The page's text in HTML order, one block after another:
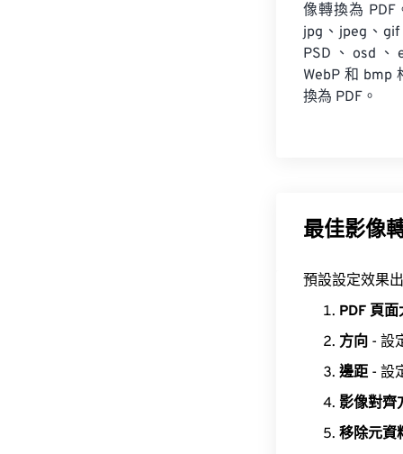
像轉換為 PDF
jpg、jpeg、
PSD、osd、
WebP 和 bmp
換為 PDF。
最佳影像
預設設定效果
PDF 頁面
方向 - 設
邊距 - 設
影像對齊
移除元資